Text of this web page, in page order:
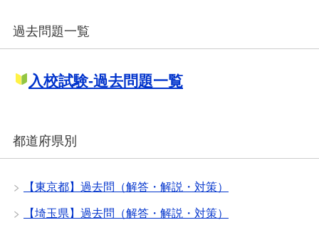
過去問題一覧
入校試験-過去問題一覧
都道府県別
【東京都】過去問（解答・解説・対策）
【埼玉県】過去問（解答・解説・対策）